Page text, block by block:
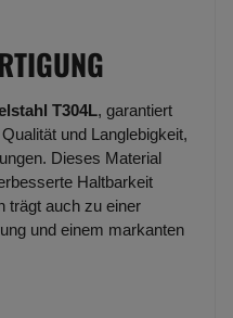
T304L, garantiert
und Langlebigkeit,
Dieses Material
Haltbarkeit
trägt auch zu einer
und einem markanten